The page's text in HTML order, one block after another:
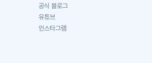
공식 블로그
유튜브
인스타그램